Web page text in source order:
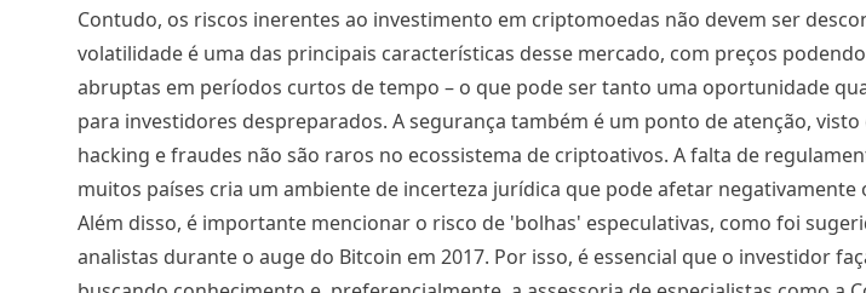
Contudo, os riscos inerentes ao investimento em criptomoedas não devem ser
volatilidade é uma das principais características desse mercado, com preços
abruptas em períodos curtos de tempo – o que pode ser tanto uma oportunidade
para investidores despreparados. A segurança também é um ponto de atenção, visto
hacking e fraudes não são raros no ecossistema de criptoativos. A falta de
muitos países cria um ambiente de incerteza jurídica que pode afetar negativamente
Além disso, é importante mencionar o risco de 'bolhas' especulativas, como foi
analistas durante o auge do Bitcoin em 2017. Por isso, é essencial que o investidor